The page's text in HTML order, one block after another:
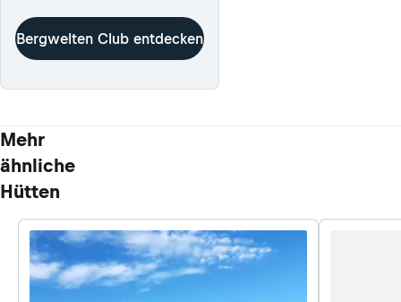
Bergwelten Club entdecken
Mehr
ähnliche
Hütten